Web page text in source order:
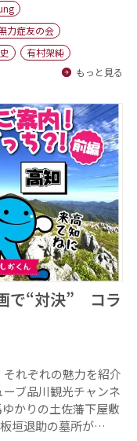
力症友の会
有村架純
もっと見る
で“対決” コラ
れぞれの魅力を紹介
ブ品川観光チャンネ
かりの土佐藩下屋敷
垣退助の墓所が…